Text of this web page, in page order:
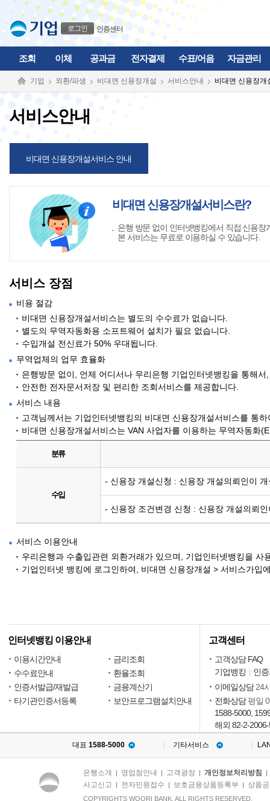
본문으로 바로가기
푸터 바로가기
로그인 인증센터
조회 이체 공과금 전자결제 수표/어음 자금관리
기업 외환/파생 비대면 신용장개설 서비스안내 비대면 신용장개
서비스안내
비대면 신용장개설서비스 안내
비대면 신용장개설서비스란?
은행 방문 없이 인터넷뱅킹에서 직접 신용
본 서비스는 무료로 이용하실 수 있습니다.
서비스 장점
비용 절감
비대면 신용장개설서비스는 별도의 수수료가 없습니다.
별도의 무역자동화용 소프트웨어 설치가 필요 없습니다.
수입개설 전신료가 50% 우대됩니다.
무역업체의 업무 효율화
은행방문 없이, 언제 어디서나 우리은행 기업인터넷뱅킹을 통해
안전한 전자문서저장 및 편리한 조회서비스를 제공합니다.
서비스 내용
고객님께서는 기업인터넷뱅킹의 비대면 신용장개설서비스를 통
비대면 신용장개설서비스는 VAN 사업자를 이용하는 무역자동화
분류
수입
- 신용장 개설신청 : 신용장 개설의뢰인이
- 신용장 조건변경 신청 : 신용장 개설의뢰
서비스 이용안내
우리은행과 수출입관련 외환거래가 있으며, 기업인터넷뱅킹을
기업인터넷 뱅킹에 로그인하여, 비대면 신용장개설 > 서비스가입
인터넷뱅킹 이용안내
이용시간안내
금리조회
수수료안내
환율조회
인증서발급/재발급
금융계산기
타기관인증서등록
보안프로그램설치안내
고객센터
고객상담 FAQ
기업뱅킹
인
이메일상담 24
전화상담평일
1588-5000,
해외 82-2-
대표 1588-5000 기타서비스
은행소개 | 영업점안내 | 고객광장| 개인정보처리방침
사고신고 | 전자민원접수 | 보호금융상품등록부 | 상품
COPYRIGHTS WOORI BANK. ALL RIGHTS RESERVED.